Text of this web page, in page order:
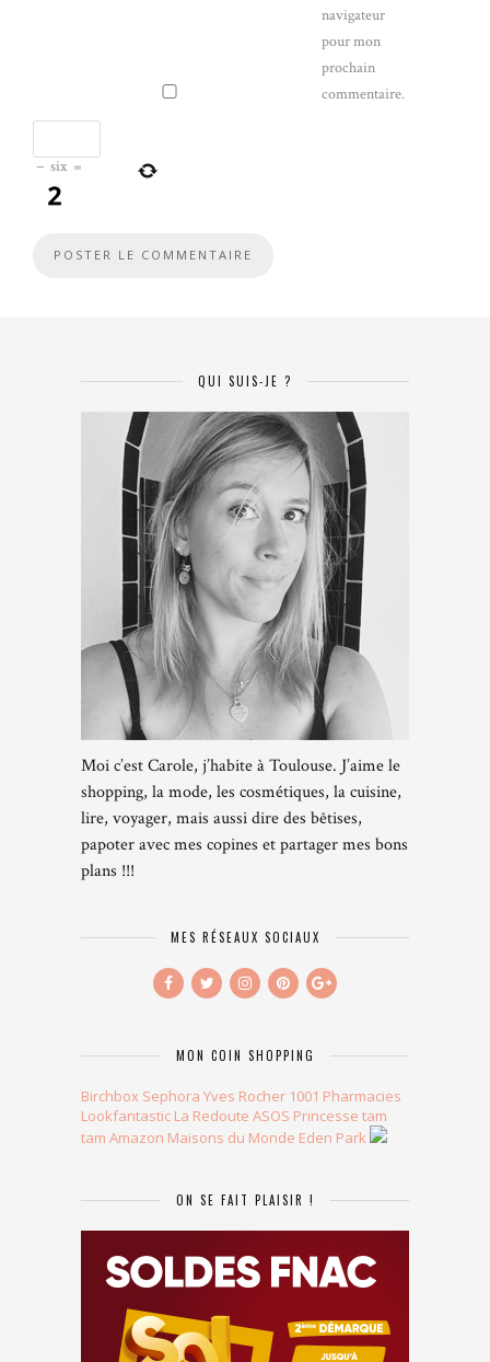
navigateur
pour mon
prochain
commentaire.
− six =
QUI SUIS-JE ?
Moi c’est Carole, j’habite à Toulouse. J’aime le
shopping, la mode, les cosmétiques, la cuisine,
lire, voyager, mais aussi dire des bêtises,
papoter avec mes copines et partager mes bons
plans !!!
MES RÉSEAUX SOCIAUX
MON COIN SHOPPING
Birchbox Sephora Yves Rocher 1001 Pharmacies
Lookfantastic La Redoute ASOS Princesse tam
tam Amazon Maisons du Monde Eden Park
ON SE FAIT PLAISIR !